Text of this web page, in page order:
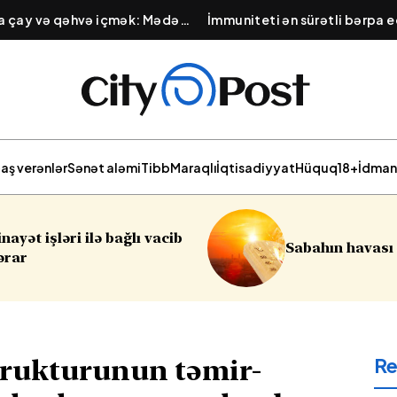
çay və qəhvə içmək: Mədə
pozan vərdiş
İmmuniteti ən sürətli bərpa
Qışa hazırlıq üçün təbii
verənlərSənət aləmiTibbMaraqlıİqtisadiyyatHüquq18+İdman
Sabahın havası açıqlanıb
təmir-